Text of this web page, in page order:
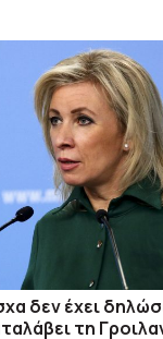
δεν έχει
τη